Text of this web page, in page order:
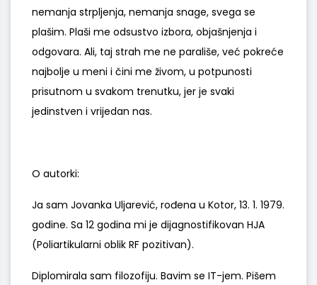
nemanja strpljenja, nemanja snage, svega se
plašim. Plaši me odsustvo izbora, objašnjenja i
odgovara. Ali, taj strah me ne parališe, već pokreće
najbolje u meni i čini me živom, u potpunosti
prisutnom u svakom trenutku, jer je svaki
jedinstven i vrijedan nas.
O autorki:
Ja sam Jovanka Uljarević, rođena u Kotor, 13. 1. 1979.
godine. Sa 12 godina mi je dijagnostifikovan HJA
(Poliartikularni oblik RF pozitivan).
Diplomirala sam filozofiju. Bavim se IT-jem. Pišem